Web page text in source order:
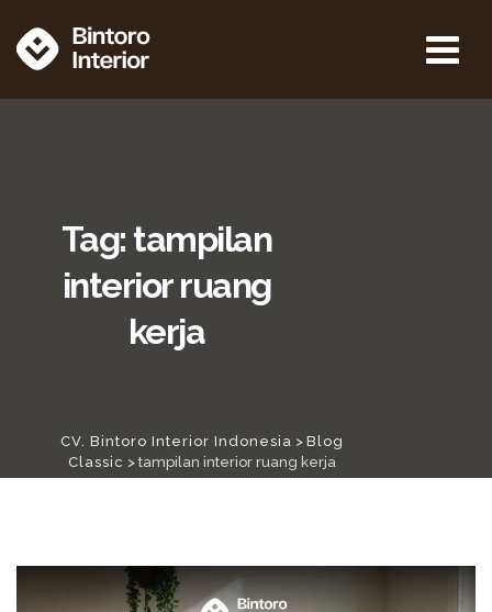
Tag: tampilan
interior ruang
kerja
CV. Bintoro Interior Indonesia > Blog
Classic > tampilan interior ruang kerja